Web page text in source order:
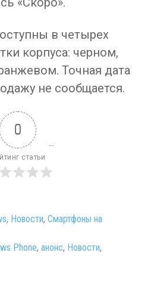
в четырех
корпуса: черном,
Точная дата
не сообщается.
0
статьи
, Новости, Смартфоны на
Phone, анонс, Новости,